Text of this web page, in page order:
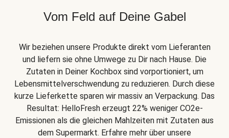
Vom Feld auf Deine Gabel
Wir beziehen unsere Produkte direkt vom Lieferanten
und liefern sie ohne Umwege zu Dir nach Hause. Die
Zutaten in Deiner Kochbox sind vorportioniert, um
Lebensmittelverschwendung zu reduzieren. Durch diese
kurze Lieferkette sparen wir massiv an Verpackung. Das
Resultat: HelloFresh erzeugt 22% weniger CO2e-
Emissionen als die gleichen Mahlzeiten mit Zutaten aus
dem Supermarkt. Erfahre mehr über unsere